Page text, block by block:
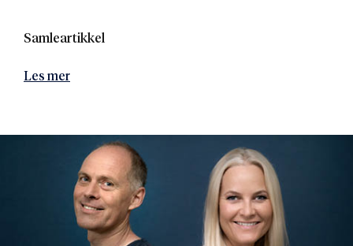
Samleartikkel
Les mer